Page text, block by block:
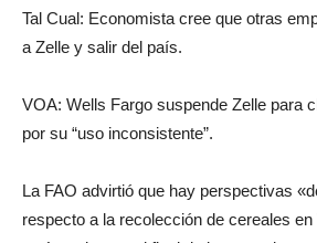
Tal Cual: Economista cree que otras
a Zelle y salir del país.
VOA: Wells Fargo suspende Zelle para
por su “uso inconsistente”.
La FAO advirtió que hay perspectivas
respecto a la recolección de cereales